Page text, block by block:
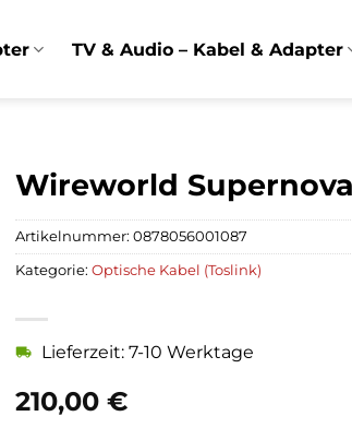
TV & Audio – Kabel & Adapter
Wireworld
210,00 €
Lieferzeit: 7-10 Werktage
Artikelnummer: 0878056001087
Kategorie: Optische Kabel (Toslink)